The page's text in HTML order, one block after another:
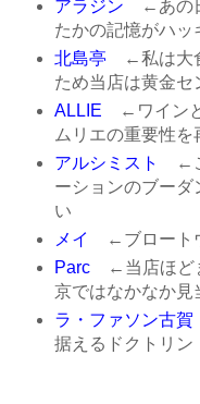
アラジン ←あの
たかの記憶がハッ
北島亭 ←私は大
ため当店は黄金セ
ALLIE ←ワインと
ムリエの重要性を
アルシミスト
←こ
ーションのブーダ
い
メイ
←ブロート
Parc←当店ほどま
京ではなかなか見
ラ・ファソン古賀
据えるドクトリン